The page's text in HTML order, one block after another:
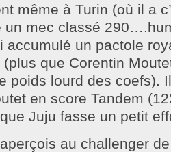
même à Turin (où il a
un mec classé
accumulé un pactole
(plus que Corentin
poids lourd des coefs).
en score Tandem
Juju fasse un petit
au challenger